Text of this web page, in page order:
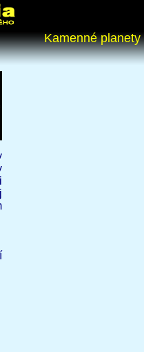
Kamenné planety